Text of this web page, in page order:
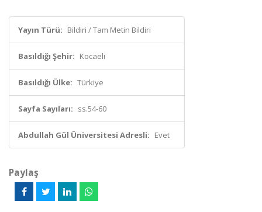
Yayın Türü: Bildiri / Tam Metin Bildiri
Basıldığı Şehir: Kocaeli
Basıldığı Ülke: Türkiye
Sayfa Sayıları: ss.54-60
Abdullah Gül Üniversitesi Adresli: Evet
Paylaş